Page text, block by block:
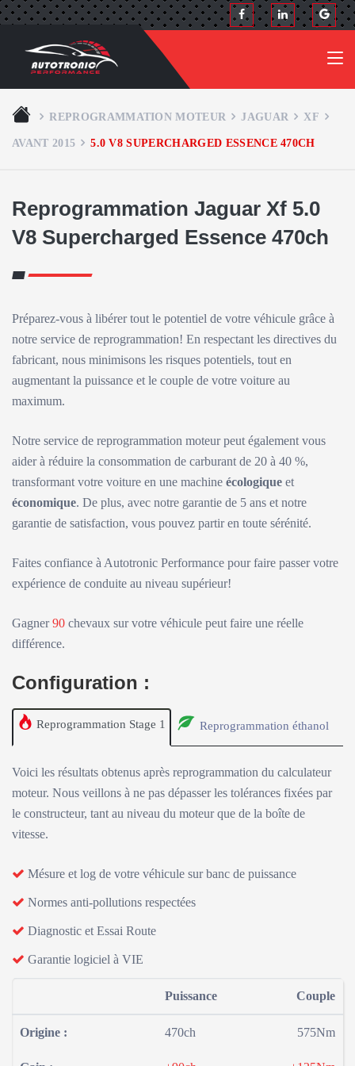
REPROGRAMMATION MOTEUR JAGUAR XF
AVANT 2015 5.0 V8 SUPERCHARGED ESSENCE 470CH
Reprogrammation Jaguar Xf 5.0
V8 Supercharged Essence 470ch
Préparez-vous à libérer tout le potentiel de votre véhicule grâce à
notre service de reprogrammation! En respectant les directives du
fabricant, nous minimisons les risques potentiels, tout en
augmentant la puissance et le couple de votre voiture au
maximum.
Notre service de reprogrammation moteur peut également vous
aider à réduire la consommation de carburant de 20 à 40 %,
transformant votre voiture en une machine écologique et
économique. De plus, avec notre garantie de 5 ans et notre
garantie de satisfaction, vous pouvez partir en toute sérénité.
Faites confiance à Autotronic Performance pour faire passer votre
expérience de conduite au niveau supérieur!
Gagner90 chevaux sur votre véhicule peut faire une réelle
différence.
Configuration :
Reprogrammation Stage 1 Reprogrammation éthanol
Voici les résultats obtenus après reprogrammation du calculateur
moteur. Nous veillons à ne pas dépasser les tolérances fixées par
le constructeur, tant au niveau du moteur que de la boîte de
vitesse.
Mésure et log de votre véhicule sur banc de puissance
Normes anti-pollutions respectées
Diagnostic et Essai Route
Garantie logiciel à VIE
Puissance Couple
Origine : 470ch 575Nm